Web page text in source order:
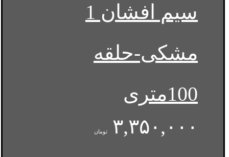
سیم افشان 1
مشکی-حلقه
100متری
۳,۳۵۰,۰۰۰
تومان